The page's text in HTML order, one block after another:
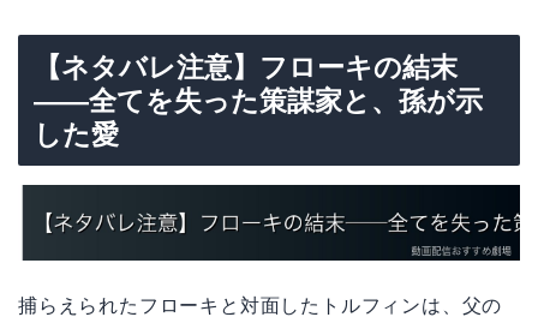
【ネタバレ注意】フローキの結末
——全てを失った策謀家と、孫が示
した愛
捕らえられたフローキと対面したトルフィンは、父の